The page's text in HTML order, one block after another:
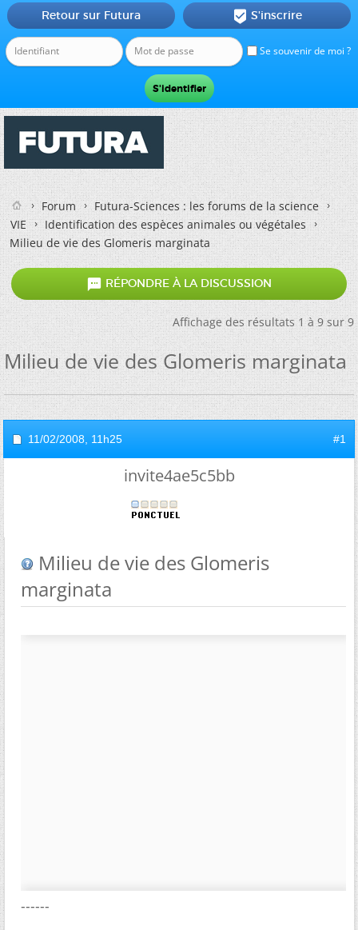
Se souvenir de moi ?
Retour sur Futura  S'inscrire
Forum
Futura-Sciences : les forums de la science
VIE
Identification des espèces animales ou végétales
Milieu de vie des Glomeris marginata
 RÉPONDRE À LA DISCUSSION
Affichage des résultats 1 à 9 sur 9
Milieu de vie des Glomeris marginata
11/02/2008, 11h25 #1
invite4ae5c5bb
Milieu de vie des Glomeris
marginata
------